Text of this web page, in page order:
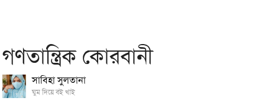
গণতান্ত্রিক কোরবানী
সাবিহা সুলতানা
ঘুম দিয়ে বই খাই